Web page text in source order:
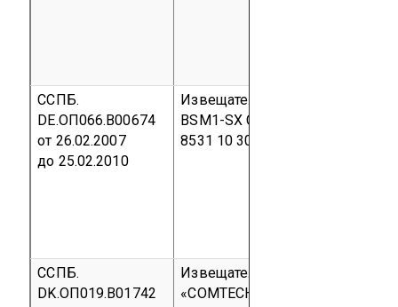
ССПБ.
DE.ОП066.В00674
от 26.02.2007
до 25.02.2010
Извещатель пожарный
BSM1-SXСерийный выпуск
8531 10 300 0
ССПБ.
DK.ОП019.В01742
Извещатель пожарный
«COMTECH» типа «SENSOR»